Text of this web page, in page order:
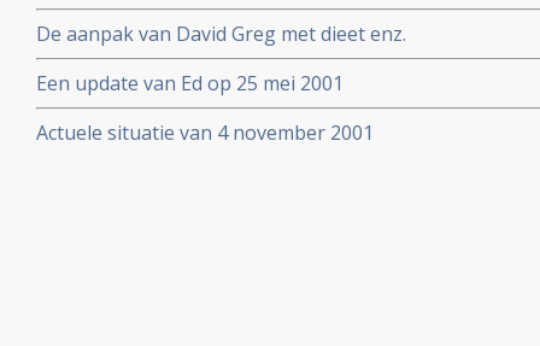
De aanpak van David Greg met dieet enz.
Een update van Ed op 25 mei 2001
Actuele situatie van 4 november 2001